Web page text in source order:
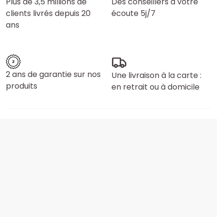
clients livrés depuis 20
ans
écoute 5j/7
2 ans de garantie sur nos
produits
Une livraison à la carte :
en retrait ou à domicile